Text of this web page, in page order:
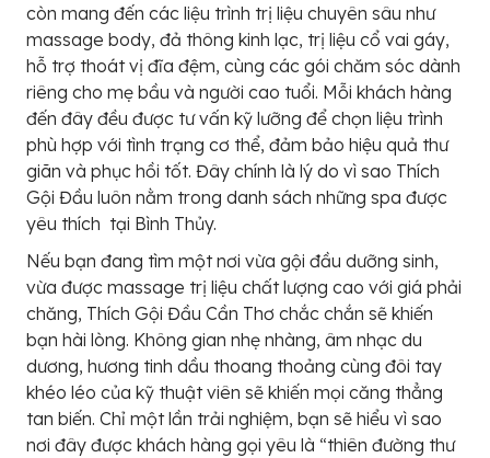
còn mang đến các liệu trình trị liệu chuyên sâu như
massage body, đả thông kinh lạc, trị liệu cổ vai gáy,
hỗ trợ thoát vị đĩa đệm, cùng các gói chăm sóc dành
riêng cho mẹ bầu và người cao tuổi. Mỗi khách hàng
đến đây đều được tư vấn kỹ lưỡng để chọn liệu trình
phù hợp với tình trạng cơ thể, đảm bảo hiệu quả thư
giãn và phục hồi tốt. Đây chính là lý do vì sao Thích
Gội Đầu luôn nằm trong danh sách những spa được
yêu thích tại Bình Thủy.
Nếu bạn đang tìm một nơi vừa gội đầu dưỡng sinh,
vừa được massage trị liệu chất lượng cao với giá phải
chăng, Thích Gội Đầu Cần Thơ chắc chắn sẽ khiến
bạn hài lòng. Không gian nhẹ nhàng, âm nhạc du
dương, hương tinh dầu thoang thoảng cùng đôi tay
khéo léo của kỹ thuật viên sẽ khiến mọi căng thẳng
tan biến. Chỉ một lần trải nghiệm, bạn sẽ hiểu vì sao
nơi đây được khách hàng gọi yêu là “thiên đường thư